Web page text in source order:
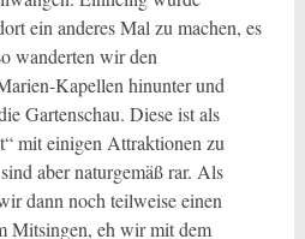
ein anderes Mal zu machen, es
wanderten wir den
Kapellen hinunter und
Gartenschau. Diese ist als
mit einigen Attraktionen zu
aber naturgemäß rar. Als
dann noch teilweise einen
Mitsingen, eh wir mit dem